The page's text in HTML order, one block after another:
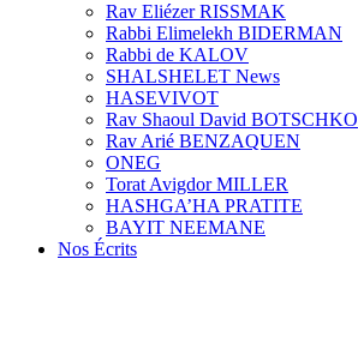
Rav Eliézer RISSMAK
Rabbi Elimelekh BIDERMAN
Rabbi de KALOV
SHALSHELET News
HASEVIVOT
Rav Shaoul David BOTSCHKO
Rav Arié BENZAQUEN
ONEG
Torat Avigdor MILLER
HASHGA’HA PRATITE
BAYIT NEEMANE
Nos Écrits